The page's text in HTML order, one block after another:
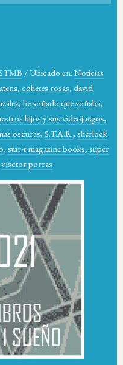
/ Ubicado en: Noticias
, cohetes rosas, david
, he soñado que soñaba,
hijos y sus videojuegos,
oscuras, S.T.A.R., sherlock
, star-t magazine books, super
vísctor porras